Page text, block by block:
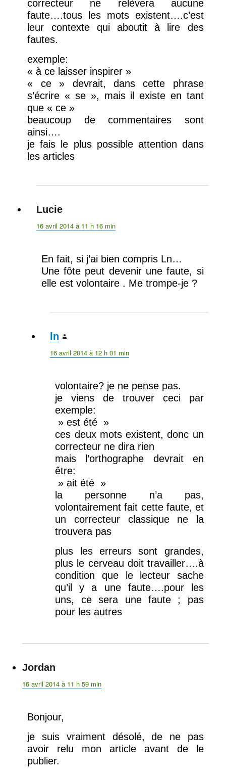
correcteur ne relèvera aucune
faute….tous les mots existent….c’est
leur contexte qui aboutit à lire des
fautes.
exemple:
« à ce laisser inspirer »
« ce » devrait, dans cette phrase
s’écrire « se », mais il existe en tant
que « ce »
beaucoup de commentaires sont
ainsi….
je fais le plus possible attention dans
les articles
Luciedit :
16 avril 2014 à 11 h 16 min
En fait, si j’ai bien compris Ln…
Une fôte peut devenir une faute, si
elle est volontaire . Me trompe-je ?
ln
16 avril 2014 à 12 h 01 min
volontaire? je ne pense pas.
je viens de trouver ceci par
exemple:
» est été »
ces deux mots existent, donc un
correcteur ne dira rien
mais l’orthographe devrait en
être:
» ait été »
la personne n’a pas,
volontairement fait cette faute, et
un correcteur classique ne la
trouvera pas
plus les erreurs sont grandes,
plus le cerveau doit travailler….à
condition que le lecteur sache
qu’il y a une faute….pour les
uns, ce sera une faute ; pas
pour les autres
Jordan
16 avril 2014 à 11 h 59 min
Bonjour,
je suis vraiment désolé, de ne pas
avoir relu mon article avant de le
publier.